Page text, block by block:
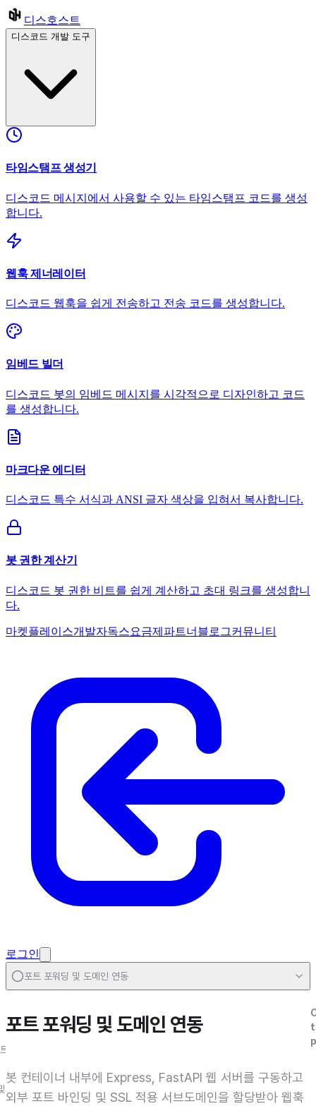
디스호스트
디스코드 개발 도구
타임스탬프 생성기
디스코드 메시지에서 사용할 수 있는 타임스탬프 코드를 생성
합니다.
웹훅 제너레이터
디스코드 웹훅을 쉽게 전송하고 전송 코드를 생성합니다.
임베드 빌더
디스코드 봇의 임베드 메시지를 시각적으로 디자인하고 코드
를 생성합니다.
마크다운 에디터
디스코드 특수 서식과 ANSI 글자 색상을 입혀서 복사합니다.
봇 권한 계산기
디스코드 봇 권한 비트를 쉽게 계산하고 초대 링크를 생성합니
다.
마켓플레이스개발자독스요금제 파트너 블로그커뮤니티
로그인
포트 포워딩 및 도메인 연동
대시보드 상세 기능
포트 포워딩 및 도메인 연동
봇 컨테이너 내부에 Express, FastAPI 웹 서버를 구동하고
외부 포트 바인딩 및 SSL 적용 서브도메인을 할당받아 웹훅